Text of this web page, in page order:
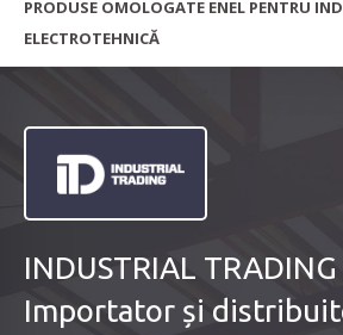
PRODUSE OMOLOGATE ENEL PENTRU
ELECTROTEHNICĂ
INDUSTRIAL TRADING
Importator și